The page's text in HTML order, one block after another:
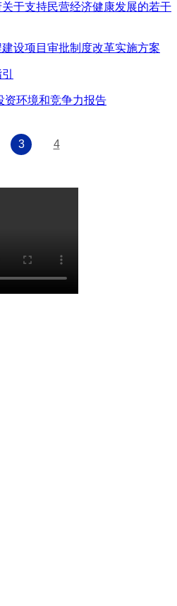
于支持民营经济健康发展的若干
设项目审批制度改革实施方案
资环境和竞争力报告
3 4